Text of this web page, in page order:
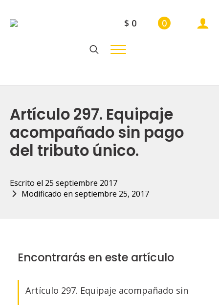
$ 0 0
Artículo 297. Equipaje
acompañado sin pago
del tributo único.
Escrito el 25 septiembre 2017
Modificado en septiembre 25, 2017
Encontrarás en este artículo
Artículo 297. Equipaje acompañado sin